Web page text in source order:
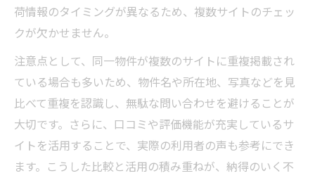
荷情報のタイミングが異なるため、複数サイトのチェッ
クが欠かせません。
注意点として、同一物件が複数のサイトに重複掲載され
ている場合も多いため、物件名や所在地、写真などを見
比べて重複を認識し、無駄な問い合わせを避けることが
大切です。さらに、口コミや評価機能が充実しているサ
イトを活用することで、実際の利用者の声も参考にでき
ます。こうした比較と活用の積み重ねが、納得のいく不